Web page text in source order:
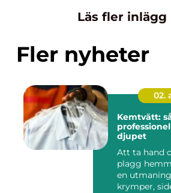
Läs fler inlägg
Fler nyheter
02.
Kemtvätt:
djupet
Att ta hand
plagg
en
krymper,